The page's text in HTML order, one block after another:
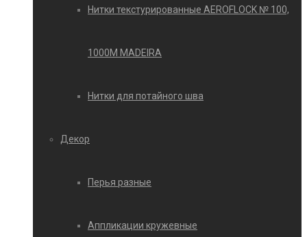
Нитки текстурированные AEROFLOCK № 100,
1000М MADEIRA
Нитки для потайного шва
Декор
Перья разные
Аппликации кружевные